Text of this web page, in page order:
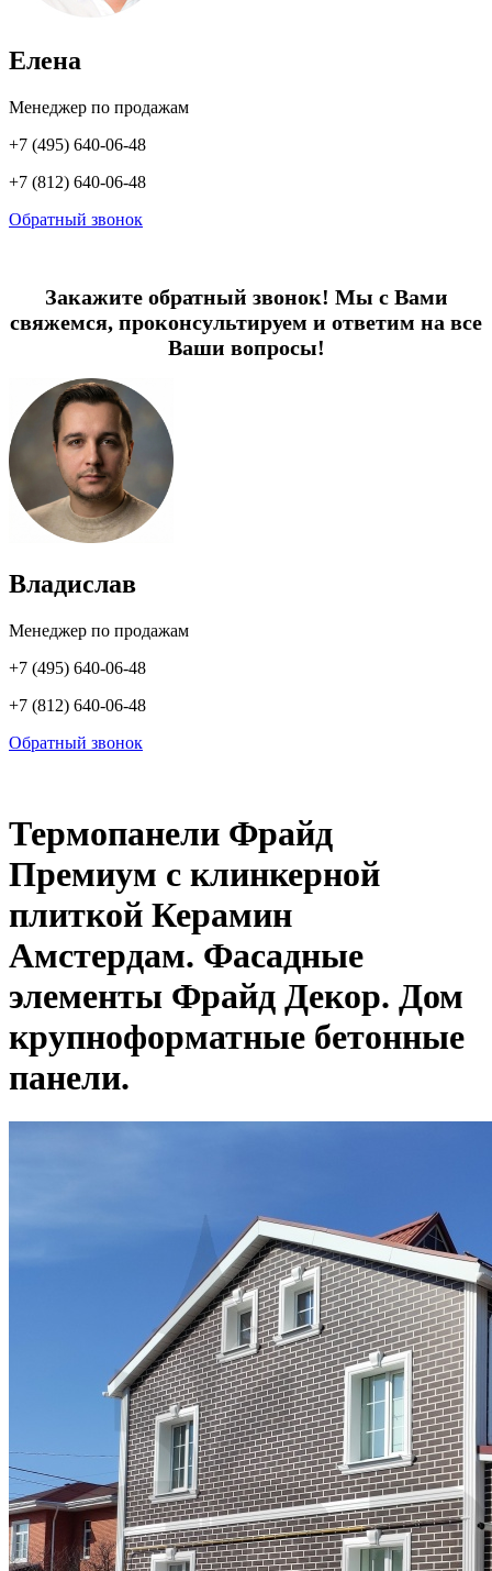
Елена
Менеджер по продажам
+7 (495) 640-06-48
+7 (812) 640-06-48
Обратный звонок
Закажите обратный звонок! Мы с Вами
свяжемся, проконсультируем и ответим на все
Ваши вопросы!
Владислав
Менеджер по продажам
+7 (495) 640-06-48
+7 (812) 640-06-48
Обратный звонок
Термопанели Фрайд
Премиум с клинкерной
плиткой Керамин
Амстердам. Фасадные
элементы Фрайд Декор. Дом
крупноформатные бетонные
панели.